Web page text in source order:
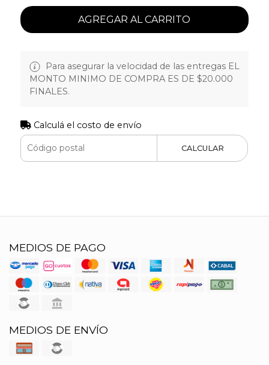
AGREGAR AL CARRITO
Para asegurar la velocidad de las entregas EL
MONTO MINIMO DE COMPRA ES DE $20.000
FINALES.
Calculá el costo de envío
CALCULAR
MEDIOS DE PAGO
MEDIOS DE ENVÍO